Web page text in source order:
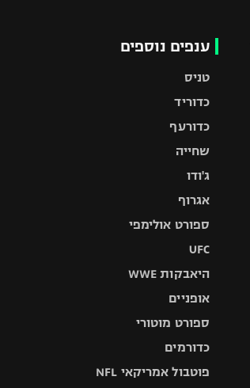
ענפים נוספים
טניס
כדוריד
כדורעף
שחייה
ג'ודו
אגרוף
ספורט אולימפי
UFC
היאבקות WWE
אופניים
ספורט מוטורי
כדורמים
פוטבול אמריקאי NFL